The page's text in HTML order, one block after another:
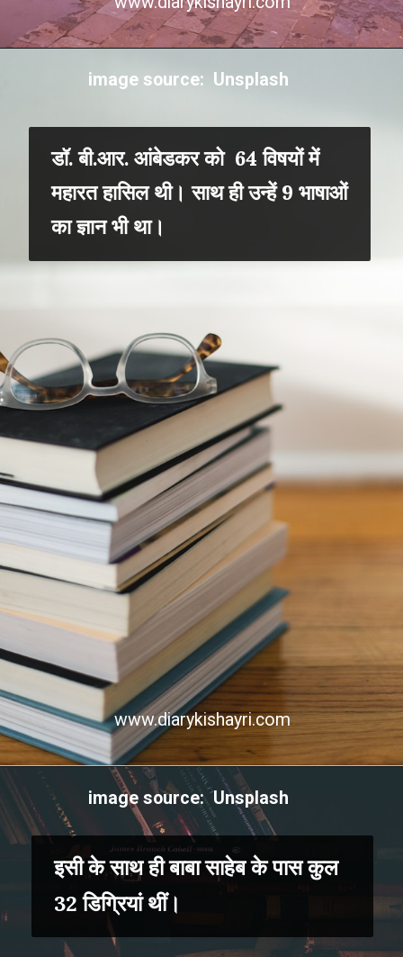
डॉ. बी.आर. आंबेडकर को 64 विषयों में
महारत हासिल थी। साथ ही उन्हें 9 भाषाओं
का ज्ञान भी था।
www.diarykishayri.com
image source: Unsplash
इसी के साथ ही बाबा साहेब के पास कुल
32 डिग्रियां थीं।
image source: Unsplash